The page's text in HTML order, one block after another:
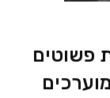
פשוטים